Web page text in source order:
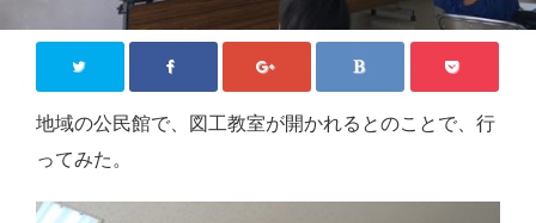
香川
東京
地域の公民館で、図工教室が開かれるとのことで、行
ってみた。